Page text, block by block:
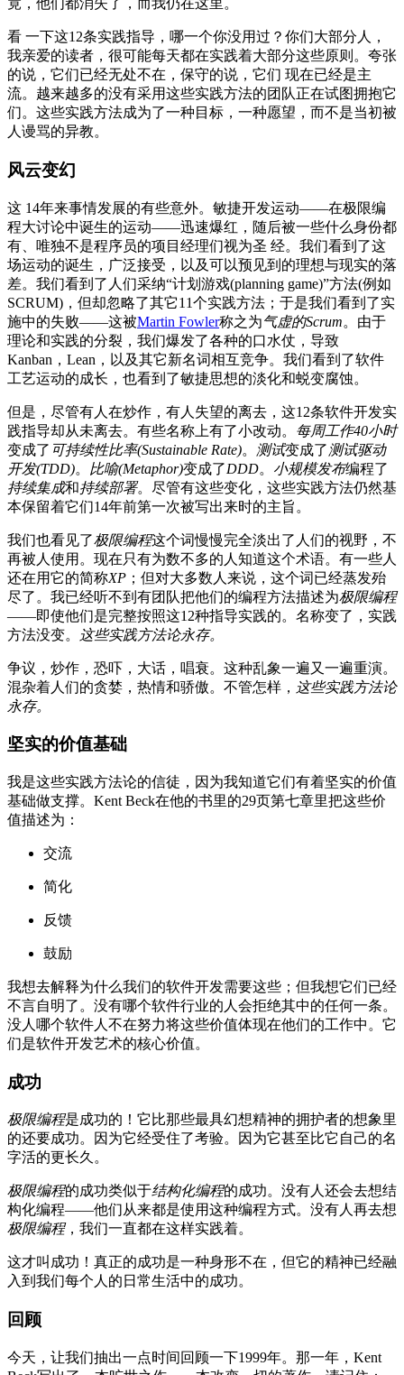
竟，他们都消失了，而我仍在这里。
看 一下这12条实践指导，哪一个你没用过？你们大部分人，
我亲爱的读者，很可能每天都在实践着大部分这些原则。夸张
的说，它们已经无处不在，保守的说，它们 现在已经是主
流。越来越多的没有采用这些实践方法的团队正在试图拥抱它
们。这些实践方法成为了一种目标，一种愿望，而不是当初被
人谩骂的异教。
风云变幻
这 14年来事情发展的有些意外。敏捷开发运动——在极限编
程大讨论中诞生的运动——迅速爆红，随后被一些什么身份都
有、唯独不是程序员的项目经理们视为圣 经。我们看到了这
场运动的诞生，广泛接受，以及可以预见到的理想与现实的落
差。我们看到了人们采纳“计划游戏(planning game)”方法(例如
SCRUM)，但却忽略了其它11个实践方法；于是我们看到了实
施中的失败——这被Martin Fowler称之为气虚的Scrum。由于
理论和实践的分裂，我们爆发了各种的口水仗，导致
Kanban，Lean，以及其它新名词相互竞争。我们看到了软件
工艺运动的成长，也看到了敏捷思想的淡化和蜕变腐蚀。
但是，尽管有人在炒作，有人失望的离去，这12条软件开发实
践指导却从未离去。有些名称上有了小改动。 每周工作40小时
变成了 可持续性比率(Sustainable Rate)。 测试变成了测试驱动
开发(TDD)。 比喻(Metaphor)变成了DDD。 小规模发布编程了
持续集成和持续部署。尽管有这些变化，这些实践方法仍然基
本保留着它们14年前第一次被写出来时的主旨。
我们也看见了极限编程这个词慢慢完全淡出了人们的视野，不
再被人使用。现在只有为数不多的人知道这个术语。有一些人
还在用它的简称XP ；但对大多数人来说，这个词已经蒸发殆
尽了。我已经听不到有团队把他们的编程方法描述为极限编程
——即使他们是完整按照这12种指导实践的。名称变了，实践
方法没变。
这些实践方法论永存。
争议，炒作，恐吓，大话，唱衰。这种乱象一遍又一遍重演。
混杂着人们的贪婪，热情和骄傲。不管怎样， 这些实践方法论
永存。
坚实的价值基础
我是这些实践方法论的信徒，因为我知道它们有着坚实的价值
基础做支撑。Kent Beck在他的书里的29页第七章里把这些价
值描述为：
交流
简化
反馈
鼓励
我想去解释为什么我们的软件开发需要这些；但我想它们已经
不言自明了。没有哪个软件行业的人会拒绝其中的任何一条。
没人哪个软件人不在努力将这些价值体现在他们的工作中。它
们是软件开发艺术的核心价值。
成功
极限编程是成功的！它比那些最具幻想精神的拥护者的想象里
的还要成功。因为它经受住了考验。因为它甚至比它自己的名
字活的更长久。
极限编程的成功类似于结构化编程的成功。没有人还会去想结
构化编程——他们从来都是使用这种编程方式。没有人再去想
极限编程，我们一直都在这样实践着。
这才叫成功！真正的成功是一种身形不在，但它的精神已经融
入到我们每个人的日常生活中的成功。
回顾
今天，让我们抽出一点时间回顾一下1999年。那一年，Kent